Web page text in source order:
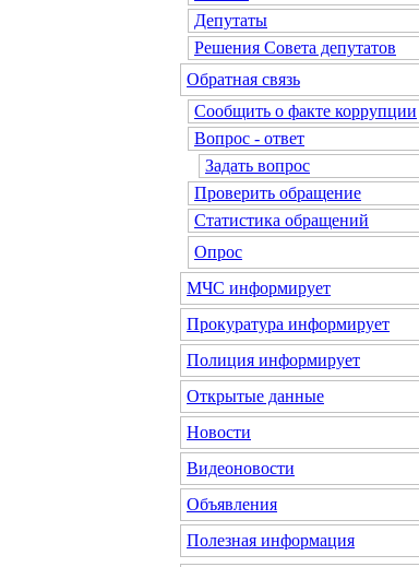
Депутаты
Решения Совета депутатов
Обратная связь
Сообщить о факте коррупции
Вопрос - ответ
Задать вопрос
Проверить обращение
Статистика обращений
Опрос
МЧС информирует
Прокуратура информирует
Полиция информирует
Открытые данные
Новости
Видеоновости
Объявления
Полезная информация